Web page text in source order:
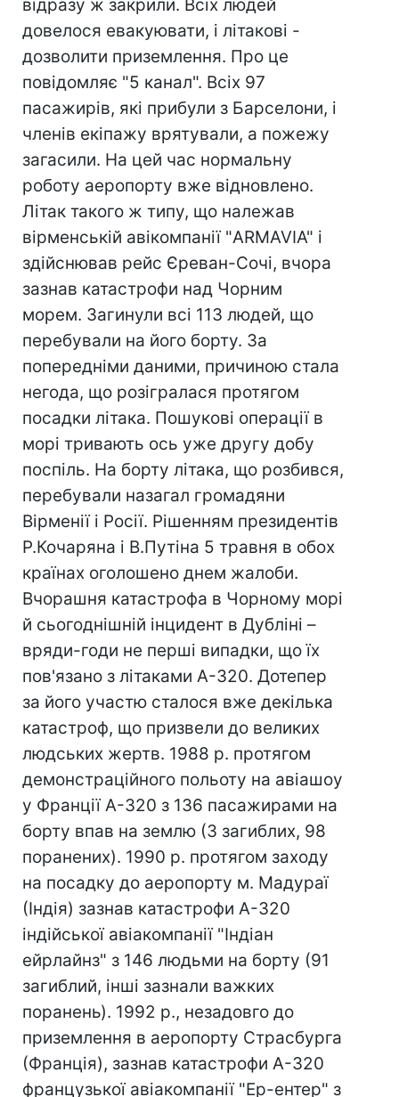
відразу ж закрили. Всіх людей
довелося евакуювати, і літакові -
дозволити приземлення. Про це
повідомляє "5 канал". Всіх 97
пасажирів, які прибули з Барселони, і
членів екіпажу врятували, а пожежу
загасили. На цей час нормальну
роботу аеропорту вже відновлено.
Літак такого ж типу, що належав
вірменській авікомпанії "ARMAVIA" і
здійснював рейс Єреван-Сочі, вчора
зазнав катастрофи над Чорним
морем. Загинули всі 113 людей, що
перебували на його борту. За
попередніми даними, причиною стала
негода, що розігралася протягом
посадки літака. Пошукові операції в
морі тривають ось уже другу добу
поспіль. На борту літака, що розбився,
перебували назагал громадяни
Вірменії і Росії. Рішенням президентів
Р.Кочаряна і В.Путіна 5 травня в обох
країнах оголошено днем жалоби.
Вчорашня катастрофа в Чорному морі
й сьогоднішній інцидент в Дубліні –
вряди-годи не перші випадки, що їх
пов'язано з літаками А-320. Дотепер
за його участю сталося вже декілька
катастроф, що призвели до великих
людських жертв. 1988 р. протягом
демонстраційного польоту на авіашоу
у Франції A-320 з 136 пасажирами на
борту впав на землю (3 загиблих, 98
поранених). 1990 р. протягом заходу
на посадку до аеропорту м. Мадураї
(Індія) зазнав катастрофи А-320
індійської авіакомпанії "Індіан
ейрлайнз" з 146 людьми на борту (91
загиблий, інші зазнали важких
поранень). 1992 р., незадовго до
приземлення в аеропорту Страсбурга
(Франція), зазнав катастрофи А-320
французької авіакомпанії "Ер-ентер" з